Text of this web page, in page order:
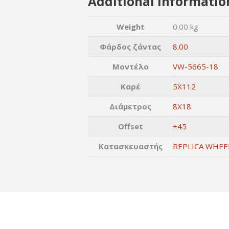
Weight
0.00 kg
Φάρδος ζάντας
8.00
Μοντέλο
VW-5665-18
Καρέ
5X112
Διάμετρος
8X18
Offset
+45
Κατασκευαστής
REPLICA